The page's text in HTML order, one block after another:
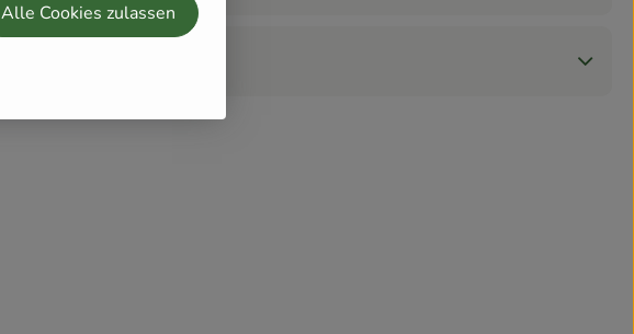
Alle Cookies zulassen